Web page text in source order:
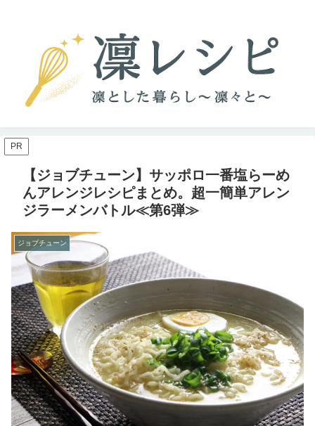
PR
【ジョブチューン】サッポロ一番塩らーめ
んアレンジレシピまとめ。超一簡単アレン
ジラーメンバトル≪第6弾≫
ジョブチューン